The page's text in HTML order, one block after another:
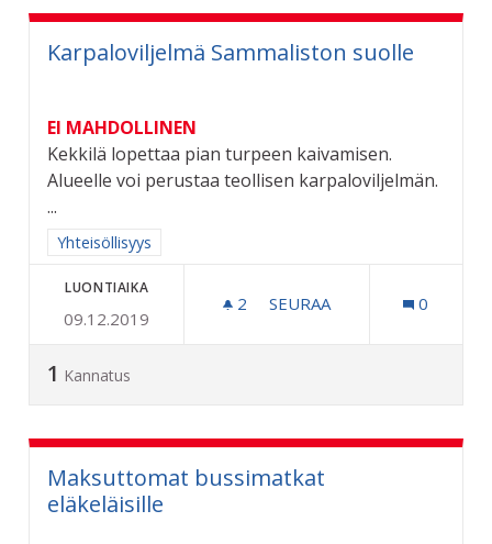
Karpaloviljelmä Sammaliston suolle
EI MAHDOLLINEN
Kekkilä lopettaa pian turpeen kaivamisen.
Alueelle voi perustaa teollisen karpaloviljelmän.
...
Rajaa tulokset aihepiirin mukaan: Yhteisöllisyys
Yhteisöllisyys
LUONTIAIKA
09.12.2019
2 2 SEURAAJAA
SEURAA 0
1 Kannatus
Maksuttomat bussimatkat
eläkeläisille